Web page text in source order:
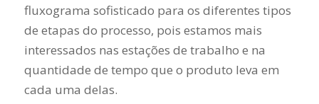
fluxograma sofisticado para os diferentes tipos
de etapas do processo, pois estamos mais
interessados ​​nas estações de trabalho e na
quantidade de tempo que o produto leva em
cada uma delas.